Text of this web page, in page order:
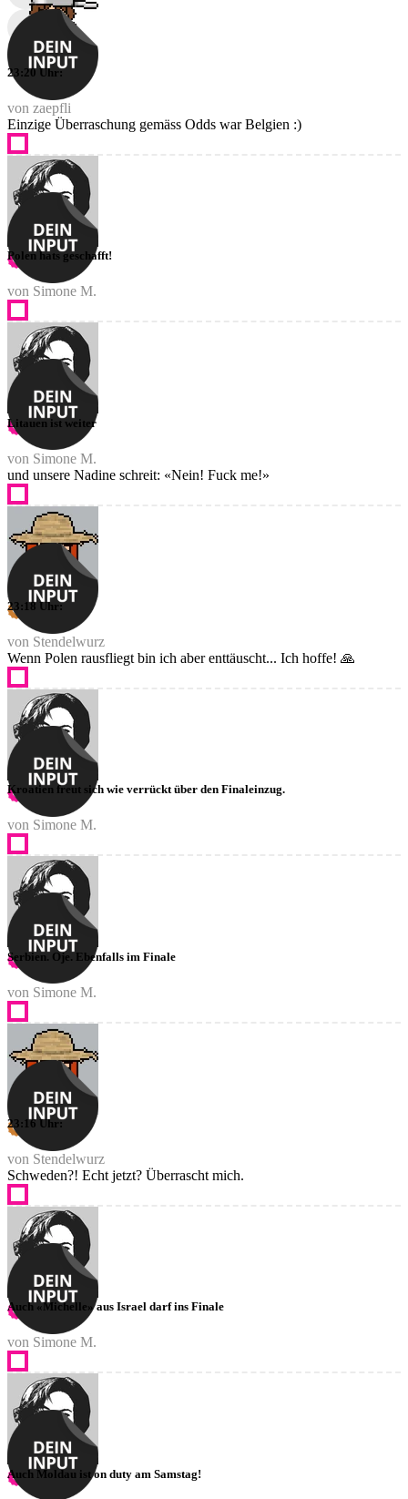
23:20 Uhr:
von zaepfli
Einzige Überraschung gemäss Odds war Belgien :)
Polen hats geschafft!
von Simone M.
Litauen ist weiter
von Simone M.
und unsere Nadine schreit: «Nein! Fuck me!»
23:18 Uhr:
von Stendelwurz
Wenn Polen rausfliegt bin ich aber enttäuscht... Ich hoffe! 🙏
Kroatien freut sich wie verrückt über den Finaleinzug.
von Simone M.
Serbien. Oje. Ebenfalls im Finale
von Simone M.
23:16 Uhr:
von Stendelwurz
Schweden?! Echt jetzt? Überrascht mich.
Auch «Michelle» aus Israel darf ins Finale
von Simone M.
Auch Moldau ist on duty am Samstag!